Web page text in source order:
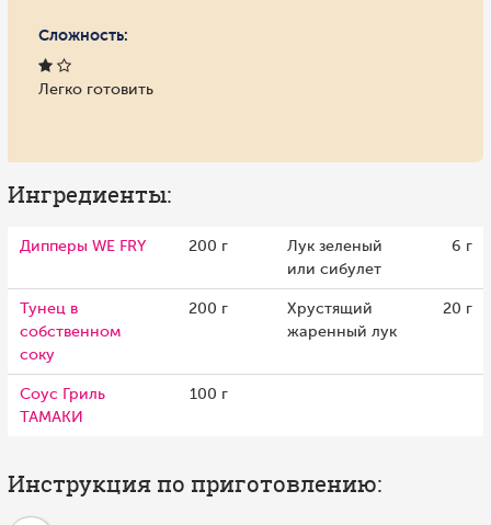
Сложность:
Легко готовить
Ингредиенты:
Дипперы WE FRY 200 г
Лук зеленый
или сибулет
6 г
Тунец в
собственном
соку
200 г
Хрустящий
жаренный лук
20 г
Соус Гриль
ТАМАКИ
100 г
Инструкция по приготовлению: